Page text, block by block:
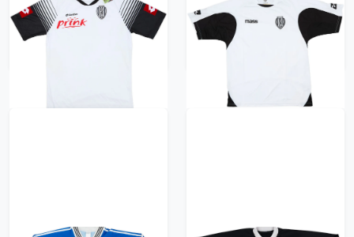
2014-15 Cesena Home
Shirt (M)
2008-09 Cesena Home
Shirt - 9/10 - (L)
522 kr / £59.99